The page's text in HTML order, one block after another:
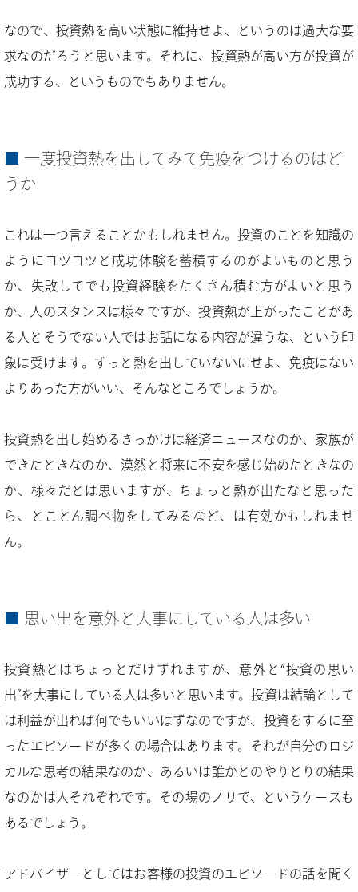
なので、投資熱を高い状態に維持せよ、というのは過大な要
求なのだろうと思います。それに、投資熱が高い方が投資が
成功する、というものでもありません。
一度投資熱を出してみて免疫をつけるのはど
うか
これは一つ言えることかもしれません。投資のことを知識の
ようにコツコツと成功体験を蓄積するのがよいものと思う
か、失敗してでも投資経験をたくさん積む方がよいと思う
か、人のスタンスは様々ですが、投資熱が上がったことがあ
る人とそうでない人ではお話になる内容が違うな、という印
象は受けます。ずっと熱を出していないにせよ、免疫はない
よりあった方がいい、そんなところでしょうか。
投資熱を出し始めるきっかけは経済ニュースなのか、家族が
できたときなのか、漠然と将来に不安を感じ始めたときなの
か、様々だとは思いますが、ちょっと熱が出たなと思った
ら、とことん調べ物をしてみるなど、は有効かもしれませ
ん。
思い出を意外と大事にしている人は多い
投資熱とはちょっとだけずれますが、意外と“投資の思い
出”を大事にしている人は多いと思います。投資は結論として
は利益が出れば何でもいいはずなのですが、投資をするに至
ったエピソードが多くの場合はあります。それが自分のロジ
カルな思考の結果なのか、あるいは誰かとのやりとりの結果
なのかは人それぞれです。その場のノリで、というケースも
あるでしょう。
アドバイザーとしてはお客様の投資のエピソードの話を聞く